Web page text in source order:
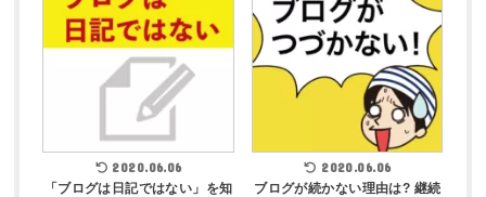
2020.06.06
「ブログは日記ではない」を知
2020.06.06
ブログが続かない理由は? 継続